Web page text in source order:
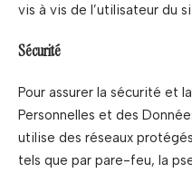
vis à vis de l’utilisateur du
Sécurité
Pour assurer la sécurité et
Personnelles et des
utilise des réseaux
tels que par pare-feu, la